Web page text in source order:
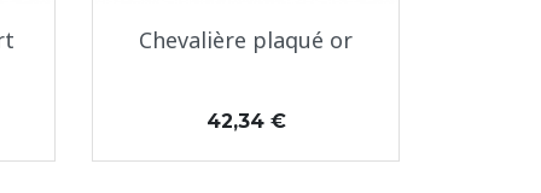
Aperçu rapide
Chevalière plaqué or
Prix
42,34 €